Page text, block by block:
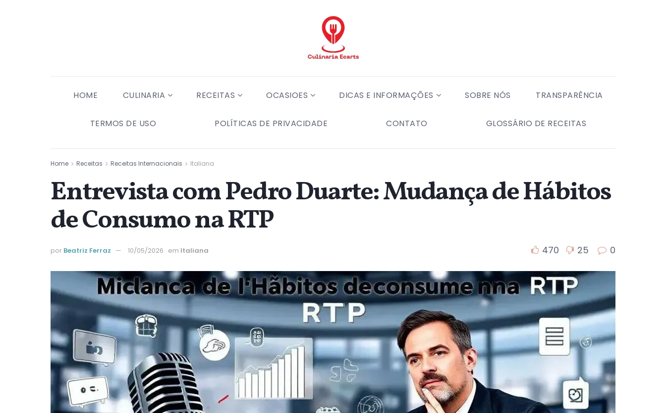
HOME CULINARIA RECEITAS OCASIOES DICAS E INFORMAÇÕES SOBRE NÓS TRANSPARÊNCIA
TERMOS DE USO POLÍTICAS DE PRIVACIDADE CONTATO GLOSSÁRIO DE RECEITAS
Home Receitas Receitas Internacionais Italiana
Entrevista com Pedro Duarte: Mudança de Hábitos
de Consumo na RTP
por Beatriz Ferraz 10/05/2026 em Italiana 470 25 0